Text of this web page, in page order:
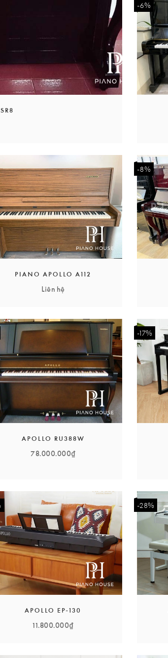
-6%
PIANO APOLLO A112
Liên hệ
-8%
APOLLO RU388W
78.000.000₫
-17%
APOLLO EP-130
11.800.000₫
-28%